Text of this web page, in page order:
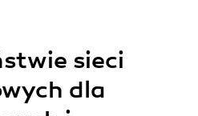
sieci
dla